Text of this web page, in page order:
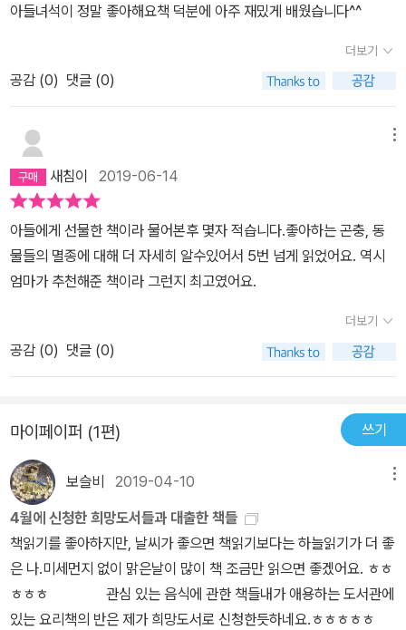
아들녀석이 정말 좋아해요책 덕분에 아주 재밌게 배웠습니다^^
더보기
공감 (0) 댓글 (0)
새침이 2019-06-14
아들에게 선물한 책이라 물어본후 몇자 적습니다.좋아하는 곤충, 동
물들의 멸종에 대해 더 자세히 알수있어서 5번 넘게 읽었어요. 역시
엄마가 추천해준 책이라 그런지 최고였어요.
더보기
공감 (0) 댓글 (0)
마이페이퍼 (1편) 쓰기
보슬비 2019-04-10
4월에 신청한 희망도서들과 대출한 책들
책읽기를 좋아하지만, 날씨가 좋으면 책읽기보다는 하늘읽기가 더 좋
은 나.미세먼지 없이 맑은날이 많이 책 조금만 읽으면 좋겠어요. ㅎㅎ
ㅎㅎㅎ 관심 있는 음식에 관한 책들내가 애용하는 도서관에
있는 요리책의 반은 제가 희망도서로 신청한듯하네요.ㅎㅎㅎㅎㅎ